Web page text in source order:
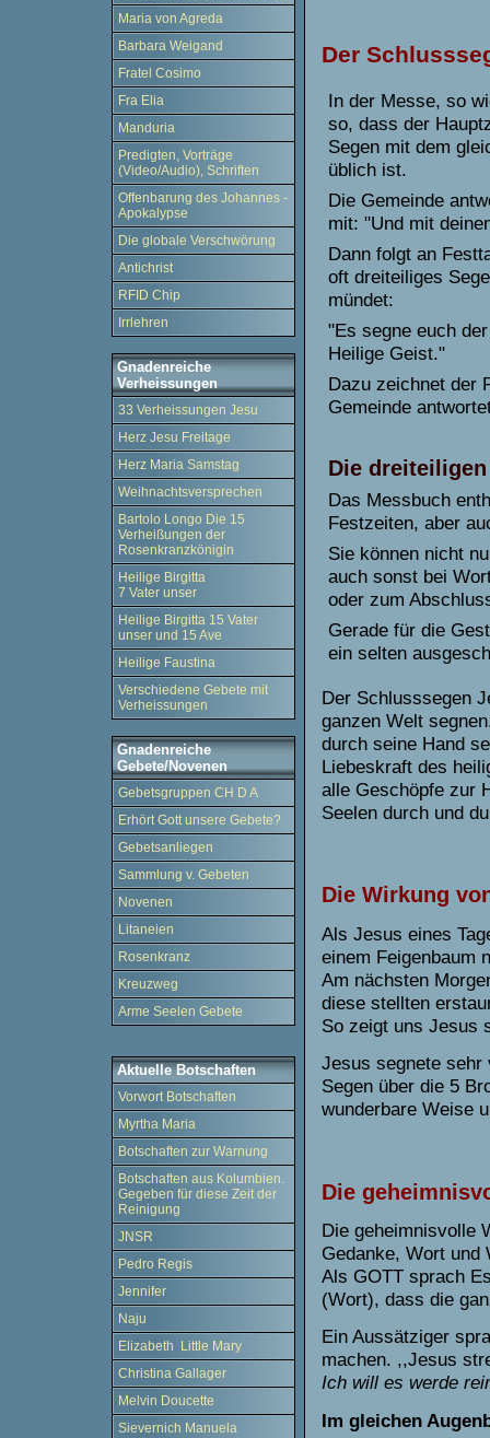
Maria von Agreda
Barbara Weigand
Fratel Cosimo
Fra Elia
Manduria
Predigten, Vorträge
(Video/Audio), Schriften
Offenbarung des Johannes -
Apokalypse
Die globale Verschwörung
Antichrist
RFID Chip
Irrlehren
Gnadenreiche
Verheissungen
33 Verheissungen Jesu
Herz Jesu Freitage
Herz Maria Samstag
Weihnachtsversprechen
Bartolo Longo Die 15
Verheißungen der
Rosenkranzkönigin
Heilige Birgitta
7 Vater unser
Heilige Birgitta 15 Vater
unser und 15 Ave
Heilige Faustina
Verschiedene Gebete mit
Verheissungen
Gnadenreiche
Gebete/Novenen
Gebetsgruppen CH D A
Erhört Gott unsere Gebete?
Gebetsanliegen
Sammlung v. Gebeten
Novenen
Litaneien
Rosenkranz
Kreuzweg
Arme Seelen Gebete
Aktuelle Botschaften
Vorwort Botschaften
Myrtha Maria
Botschaften zur Warnung
Botschaften aus Kolumbien.
Gegeben für diese Zeit der
Reinigung
JNSR
Pedro Regis
Jennifer
Naju
Elizabeth Little Mary
Christina Gallager
Melvin Doucette
Sievernich Manuela
Der
In der Messe, so
so, dass der
Segen mit dem
üblich ist.
Die Gemeinde
mit: "Und mit
Dann folgt an
oft dreiteiliges
mündet:
"Es segne euch
Heilige Geist."
Dazu zeichnet der
Gemeinde
Die
Das Messbuch
Festzeiten, aber
Sie können nicht
auch sonst bei
oder zum
Gerade für die
ein selten
Der Schlusssegen
ganzen Welt
durch seine Hand
Liebeskraft des
alle Geschöpfe zur
Seelen durch und
Die Wirkung
Als Jesus eines
einem Feigenbaum
Am nächsten
diese stellten
So zeigt uns Jesus
Jesus segnete sehr
Segen über die 5
wunderbare Weise
Die
Die geheimnisvolle
Gedanke, Wort und
Als GOTT sprach
(Wort), dass die
Ein Aussätziger
machen. ,,Jesus
Ich will es werde
Im gleichen